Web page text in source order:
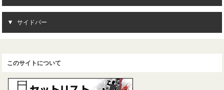
サイドバー
このサイトについて